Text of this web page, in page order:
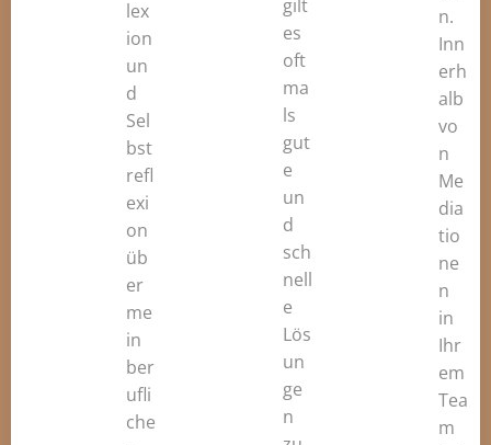
lex
ion
un
d
Sel
bst
refl
exi
on
üb
er
me
in
ber
ufli
che
gilt
es
oft
ma
ls
gut
e
un
d
sch
nell
e
Lös
un
ge
n
n.
Inn
erh
alb
vo
n
Me
dia
tio
ne
n
in
Ihr
em
Tea
m